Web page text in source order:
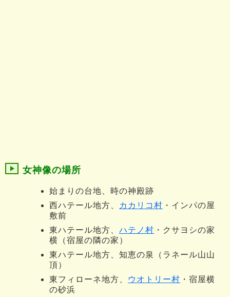
女神像の場所
始まりの台地、時の神殿跡
西ハテール地方、
カカリコ村 ・インパの屋
敷前
東ハテール地方、 ハテノ村 ・クサヨシの家
横（宿屋の隣の家）
東ハテール地方、知恵の泉（ラネール山山
頂）
東フィローネ地方、
ウオトリー村 ・宿屋横
の砂浜